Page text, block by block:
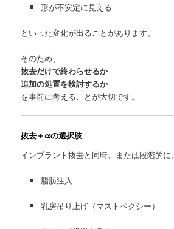
形が不安定に見える
といった変化が出ることがあります。
そのため、
抜去だけで終わらせるか
追加の処置を検討するか
を事前に考えることが大切です。
抜去＋αの選択肢
インプラント抜去と同時、または段階的に、
脂肪注入
乳房吊り上げ（マストペクシー）